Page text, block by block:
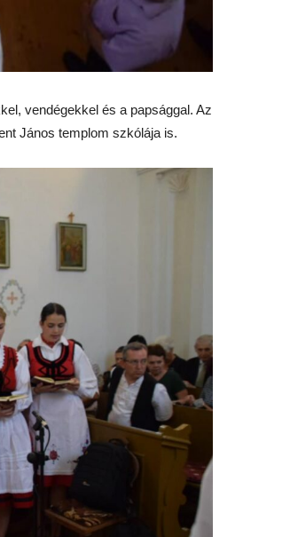
vendégekkel és a papsággal. Az
János templom szkólája is.